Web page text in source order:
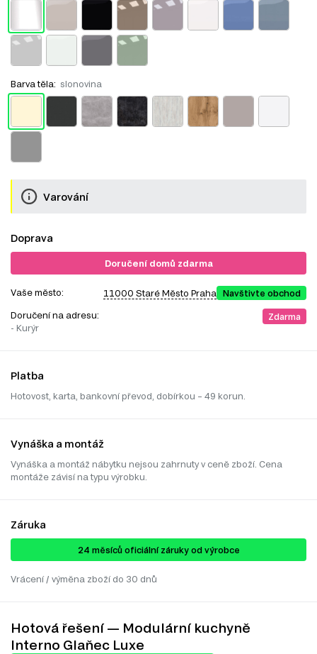
Barva těla: slonovina
Varování
Doprava
Doručení domů zdarma
Vaše město: 11000 Staré Město Praha Navštivte obchod
Doručení na adresu:
- Kurýr
Zdarma
Platba
Hotovost, karta, bankovní převod, dobírkou – 49 korun.
Vynáška a montáž
Vynáška a montáž nábytku nejsou zahrnuty v ceně zboží. Cena
montáže závisí na typu výrobku.
Záruka
24 ​​​​měsíců oficiální záruky od výrobce
Vrácení / výměna zboží do 30 dnů
Hotová řešení — Modulární kuchyně
Interno Glaňec Luxe